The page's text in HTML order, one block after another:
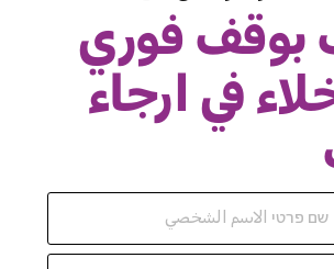
بوقف فوري
في ارجاء